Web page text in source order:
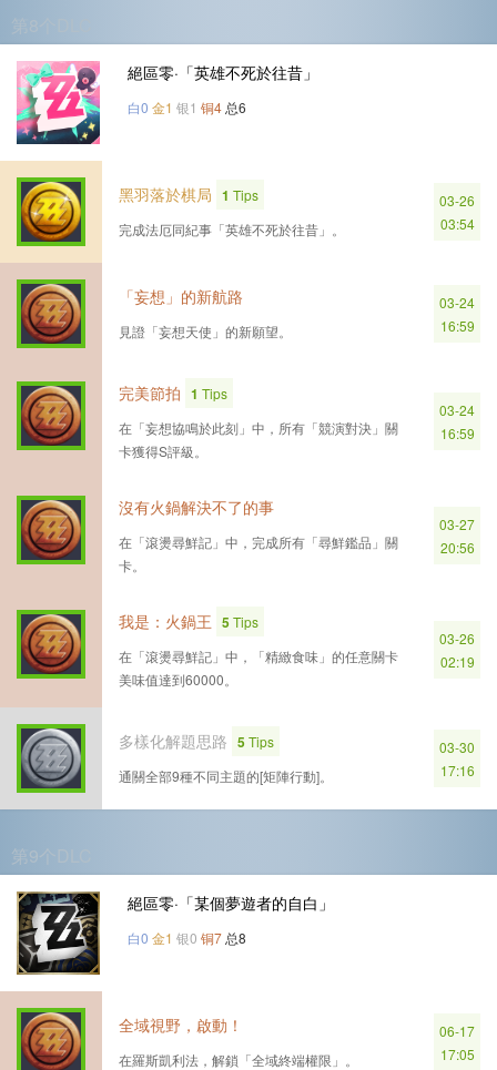
第8个DLC
絕區零·「英雄不死於往昔」
白0 金1 银1 铜4 总6
黑羽落於棋局 1 Tips
完成法厄同紀事「英雄不死於往昔」。
03-26
03:54
「妄想」的新航路
見證「妄想天使」的新願望。
03-24
16:59
完美節拍 1 Tips
在「妄想協鳴於此刻」中，所有「競演對決」關
卡獲得S評級。
03-24
16:59
沒有火鍋解決不了的事
在「滾燙尋鮮記」中，完成所有「尋鮮鑑品」關
卡。
03-27
20:56
我是：火鍋王 5Tips
在「滾燙尋鮮記」中，「精緻食味」的任意關卡
美味值達到60000。
03-26
02:19
多樣化解題思路 5Tips
通關全部9種不同主題的[矩陣行動]。
03-30
17:16
第9个DLC
絕區零·「某個夢遊者的自白」
白0 金1 银0 铜7 总8
全域視野，啟動！
在羅斯凱利法，解鎖「全域終端權限」。
06-17
17:05